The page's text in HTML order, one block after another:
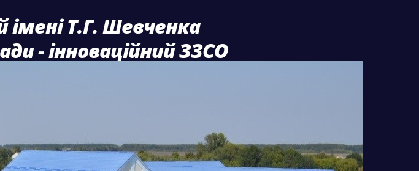
імені Т.Г. Шевченка
- інноваційний ЗЗСО